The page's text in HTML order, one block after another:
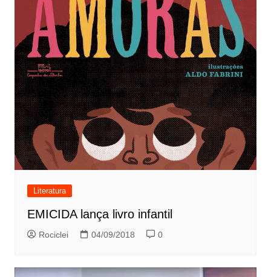
Literatura
EMICIDA lança livro infantil
Rociclei 04/09/2018 0